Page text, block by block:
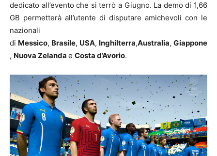
dedicato all’evento che si terrò a Giugno. La demo di 1,66
GB permetterà all’utente di disputare amichevoli con le
nazionali
di Messico, Brasile, USA, Inghilterra,Australia, Giappone
, Nuova Zelanda e Costa d’Avorio.